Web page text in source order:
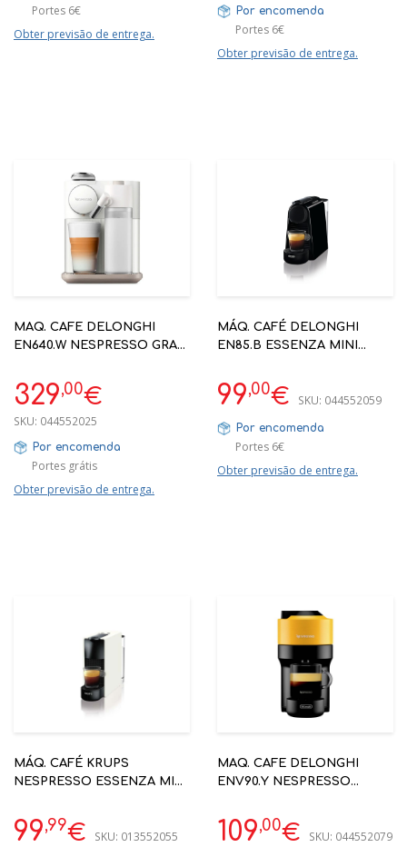
Portes 6€
Obter previsão de entrega.
Por encomenda
Portes 6€
Obter previsão de entrega.
MAQ. CAFE DELONGHI
EN640.W NESPRESSO GRAN
AUTOMÁTICA
329,00€
SKU: 044552025
Por encomenda
Portes grátis
Obter previsão de entrega.
MÁQ. CAFÉ DELONGHI
EN85.B ESSENZA MINI
99,00€ SKU: 044552059
Por encomenda
Portes 6€
Obter previsão de entrega.
MÁQ. CAFÉ KRUPS
NESPRESSO ESSENZA MINI
99,99€ SKU: 013552055
MAQ. CAFE DELONGHI
ENV90.Y NESPRESSO
109,00€ SKU: 044552079